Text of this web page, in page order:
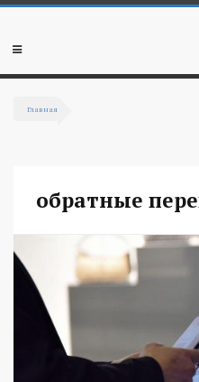
Перейти к основному содержанию
Мобильное
Главная
обратные